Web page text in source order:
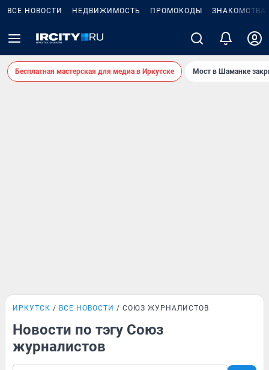
ВСЕ НОВОСТИ НЕДВИЖИМОСТЬ ПРОМОКОДЫ ЗНАКОМСТВА
Бесплатная мастерская для медиа в Иркутске Мост в Шаманке
ИРКУТСК ВСЕ НОВОСТИ СОЮЗ ЖУРНАЛИСТОВ
Новости по тэгу Союз
журналистов